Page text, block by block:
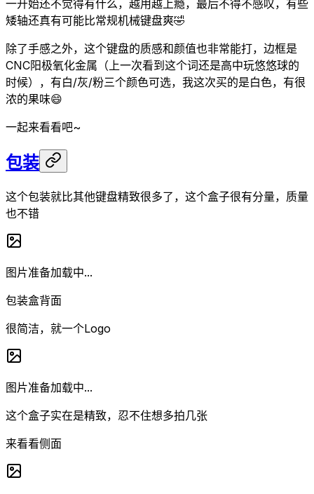
一开始还不觉得有什么，越用越上瘾，最后不得不感叹，有些
矮轴还真有可能比常规机械键盘爽🤣
除了手感之外，这个键盘的质感和颜值也非常能打，边框是
CNC阳极氧化金属（上一次看到这个词还是高中玩悠悠球的
时候），有白/灰/粉三个颜色可选，我这次买的是白色，有很
浓的果味😄
一起来看看吧~
包装
这个包装就比其他键盘精致很多了，这个盒子很有分量，质量
也不错
图片准备加载中...
包装盒背面
很简洁，就一个Logo
图片准备加载中...
这个盒子实在是精致，忍不住想多拍几张
来看看侧面